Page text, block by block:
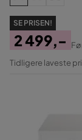
SE PRISEN!
Pris
2 499,-
Original
Tidligere laveste